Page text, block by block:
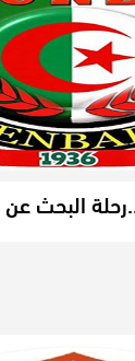
البحث